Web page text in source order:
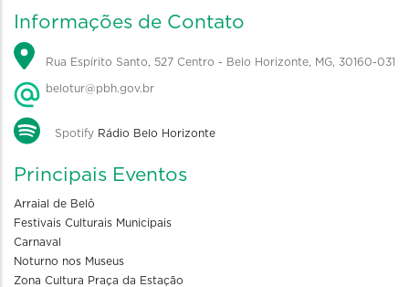
Informações de Contato
Rua Espírito Santo, 527 Centro - Belo Horizonte, MG, 30160-031
belotur@pbh.gov.br
Spotify Rádio Belo Horizonte
Principais Eventos
Arraial de Belô
Festivais Culturais Municipais
Carnaval
Noturno nos Museus
Zona Cultura Praça da Estação